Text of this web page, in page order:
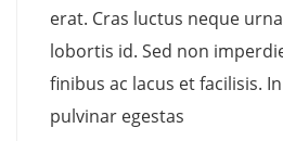
erat. Cras luctus neque
lobortis id. Sed non
finibus ac lacus et facilisis.
pulvinar egestas